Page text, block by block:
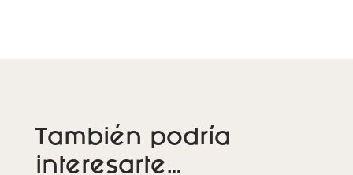
También podría
interesarte…